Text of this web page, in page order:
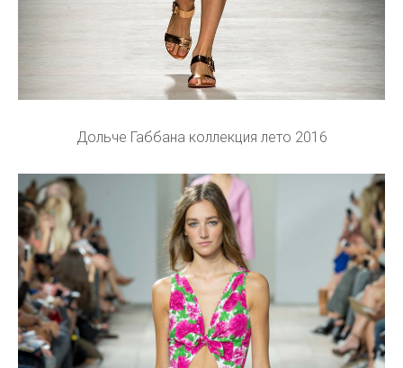
Дольче Габбана коллекция лето 2016